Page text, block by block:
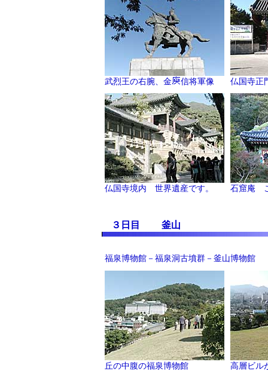
武烈王の右腕、金 信将軍像 仏国寺正
仏国寺境内 世界遺産です。 石窟庵
３日目 釜山
福泉博物館－福泉洞古墳群－釜山博物館
丘の中腹の福泉博物館 高層ビル